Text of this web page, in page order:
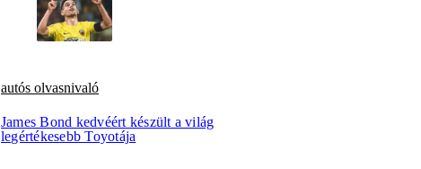
autós olvasnivaló
James Bond kedvéért készült a világ
legértékesebb Toyotája